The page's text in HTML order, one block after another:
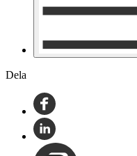
Dela